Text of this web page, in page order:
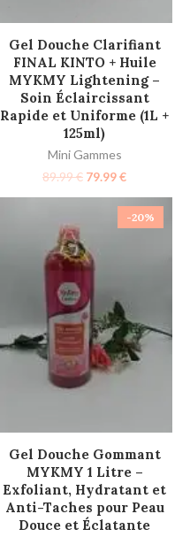
AJOUTER AU PANIER
Gel Douche Clarifiant
FINAL KINTO + Huile
MYKMY Lightening –
Soin Éclaircissant
Rapide et Uniforme (1L +
125ml)
Mini Gammes
89.99€ 79.99€
-20%
AJOUTER AU PANIER
Gel Douche Gommant
MYKMY 1 Litre –
Exfoliant, Hydratant et
Anti-Taches pour Peau
Douce et Éclatante